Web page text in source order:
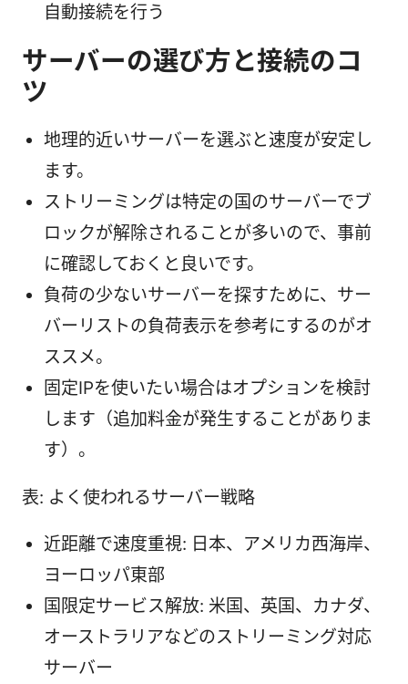
自動接続を行う
サーバーの選び方と接続のコ
ツ
地理的近いサーバーを選ぶと速度が安定し
ます。
ストリーミングは特定の国のサーバーでブ
ロックが解除されることが多いので、事前
に確認しておくと良いです。
負荷の少ないサーバーを探すために、サー
バーリストの負荷表示を参考にするのがオ
ススメ。
固定IPを使いたい場合はオプションを検討
します（追加料金が発生することがありま
す）。
表: よく使われるサーバー戦略
近距離で速度重視: 日本、アメリカ西海岸、
ヨーロッパ東部
国限定サービス解放: 米国、英国、カナダ、
オーストラリアなどのストリーミング対応
サーバー